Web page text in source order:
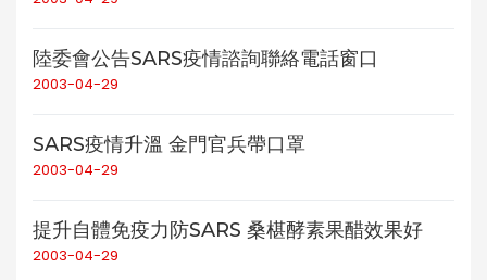
陸委會公告SARS疫情諮詢聯絡電話窗口
2003-04-29
SARS疫情升溫 金門官兵帶口罩
2003-04-29
提升自體免疫力防SARS 桑椹酵素果醋效果好
2003-04-29